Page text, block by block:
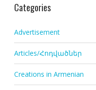
Categories
Advertisement
Articles/Հոդվածներ
Creations in Armenian